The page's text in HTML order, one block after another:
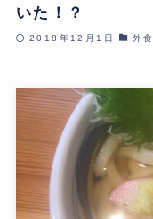
いた！？
2018年12月1日 外食